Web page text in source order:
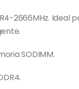
2666MHz. Ideal
SODIMM.